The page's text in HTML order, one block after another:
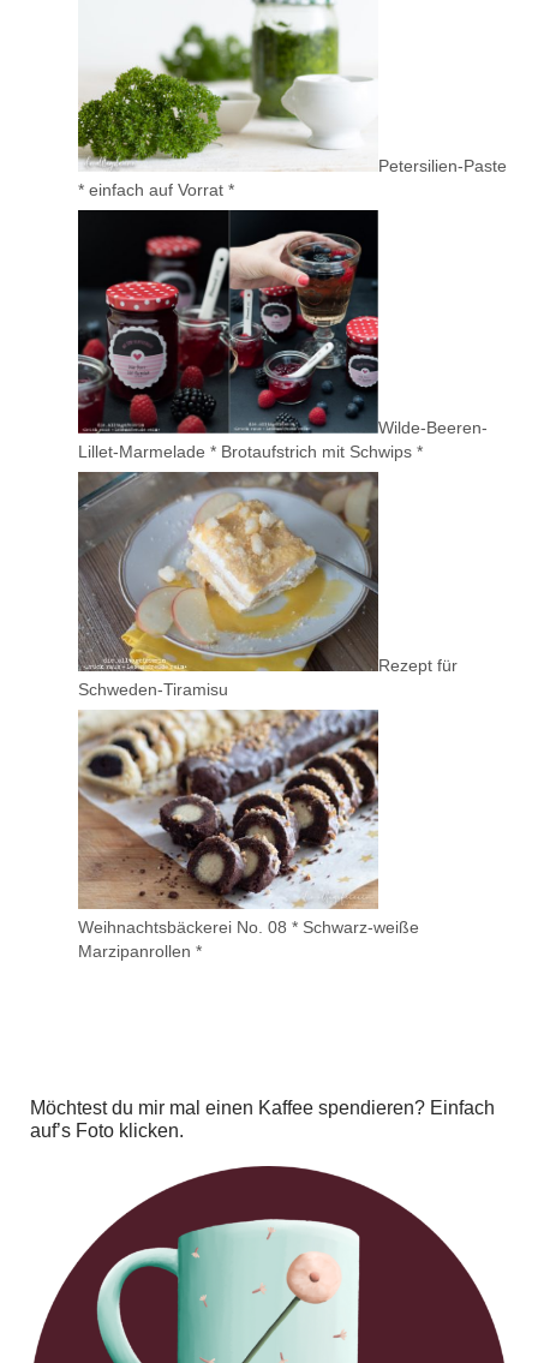
Petersilien-Paste
* einfach auf Vorrat *
Wilde-Beeren-
Lillet-Marmelade * Brotaufstrich mit Schwips *
Rezept für
Schweden-Tiramisu
Weihnachtsbäckerei No. 08 * Schwarz-weiße
Marzipanrollen *
Möchtest du mir mal einen Kaffee spendieren? Einfach
auf’s Foto klicken.